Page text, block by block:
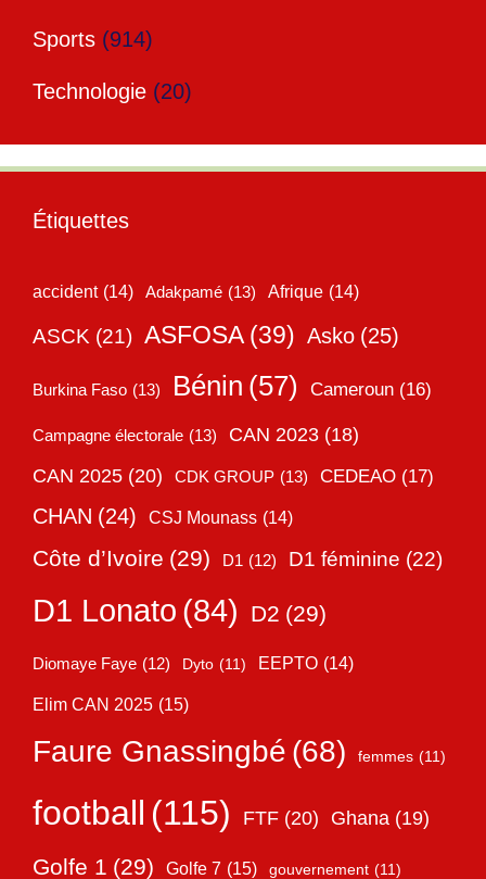
Sports (914)
Technologie (20)
Étiquettes
accident (14) Adakpamé (13) Afrique (14)
ASCK (21) ASFOSA (39) Asko (25)
Burkina Faso (13) Bénin (57) Cameroun (16)
Campagne électorale (13) CAN 2023 (18)
CAN 2025 (20) CDK GROUP (13) CEDEAO (17)
CHAN (24) CSJ Mounass (14)
Côte d’Ivoire (29) D1 (12) D1 féminine (22)
D1 Lonato (84) D2 (29)
Diomaye Faye (12) Dyto (11) EEPTO (14)
Elim CAN 2025 (15)
Faure Gnassingbé (68) femmes (11)
football (115) FTF (20) Ghana (19)
Golfe 1 (29) Golfe 7 (15) gouvernement (11)